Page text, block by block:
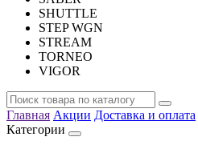
SHUTTLE
STEP WGN
STREAM
TORNEO
VIGOR
Главная Акции Доставка и оплата
Категории